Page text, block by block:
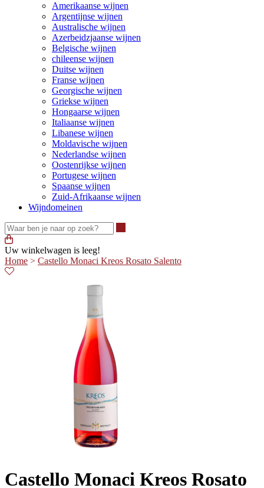
Amerikaanse wijnen
Argentijnse wijnen
Australische wijnen
Azerbeidzjaanse wijnen
Belgische wijnen
chileense wijnen
Duitse wijnen
Franse wijnen
Georgische wijnen
Griekse wijnen
Hongaarse wijnen
Italiaanse wijnen
Libanese wijnen
Moldavische wijnen
Nederlandse wijnen
Oostenrijkse wijnen
Portugese wijnen
Spaanse wijnen
Zuid-Afrikaanse wijnen
Wijndomeinen
Uw winkelwagen is leeg!
Home > Castello Monaci Kreos Rosato Salento
Castello Monaci Kreos Rosato